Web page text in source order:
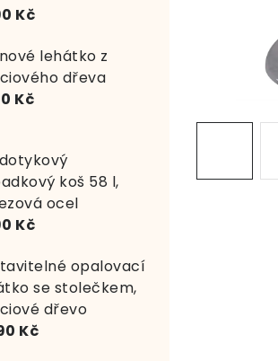
Kč
lehátko z
dřeva
Kč
koš 58 l,
ocel
Kč
opalovací
se stolečkem,
dřevo
Kč